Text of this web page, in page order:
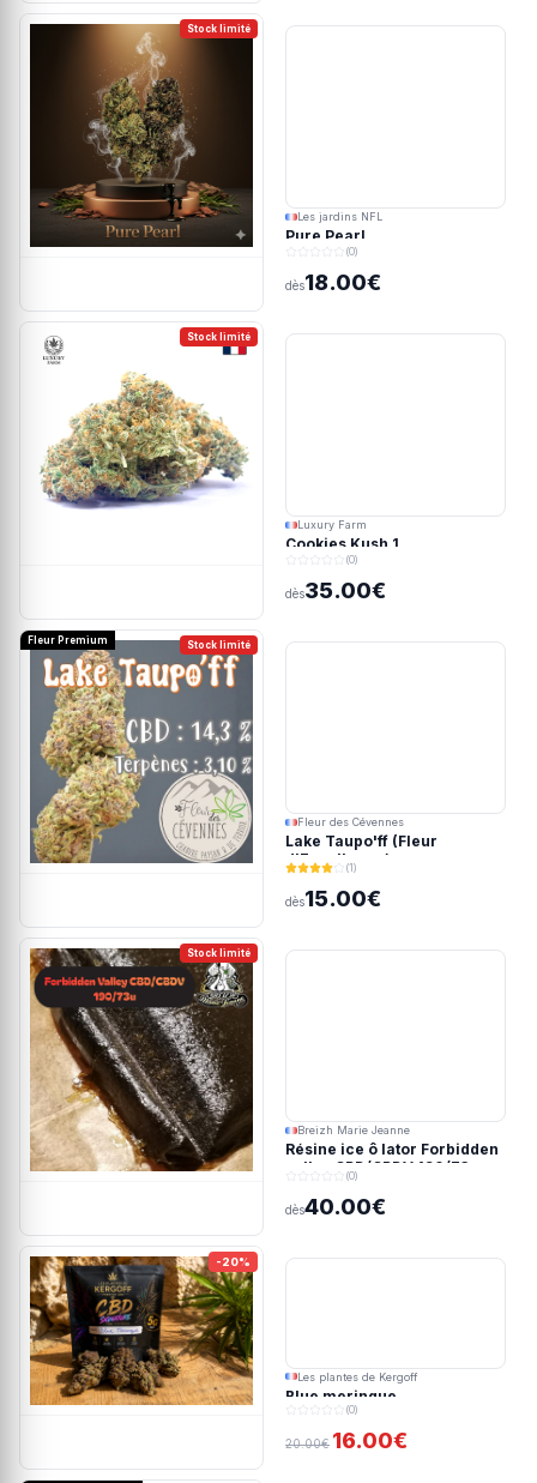
Stock limité
Les jardins NFL
Pure Pearl
(0)
dès18.00€
Stock limité
Luxury Farm
Cookies Kush 1
(0)
dès35.00€
Stock limité
Fleur Premium
Fleur des Cévennes
Lake Taupo'ff (Fleur
d'Excellence)
(1)
dès15.00€
Stock limité
Breizh Marie Jeanne
Résine ice ô lator Forbidden
valley CBD/CBDV 190/73u
(0)
dès40.00€
-20%
Les plantes de Kergoff
Blue meringue
(0)
20.00€ 16.00€